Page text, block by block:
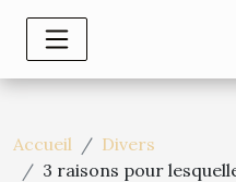
Accueil
Divers
3 raisons pour